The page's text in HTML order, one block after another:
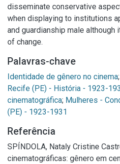
disseminate conservative
when displaying to institutions
and guardianship male
of change.
Palavras-chave
Identidade de gênero no cinema;
Recife (PE) - História - 1923-
cinematográfica; Mulheres -
(PE) - 1923-1931
Referência
SPÍNDOLA, Nataly Cristine
cinematográficas: gênero em